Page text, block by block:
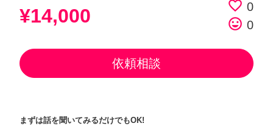
¥14,000 favorite_border 0
tag_faces 0
依頼相談
まずは話を聞いてみるだけでもOK!